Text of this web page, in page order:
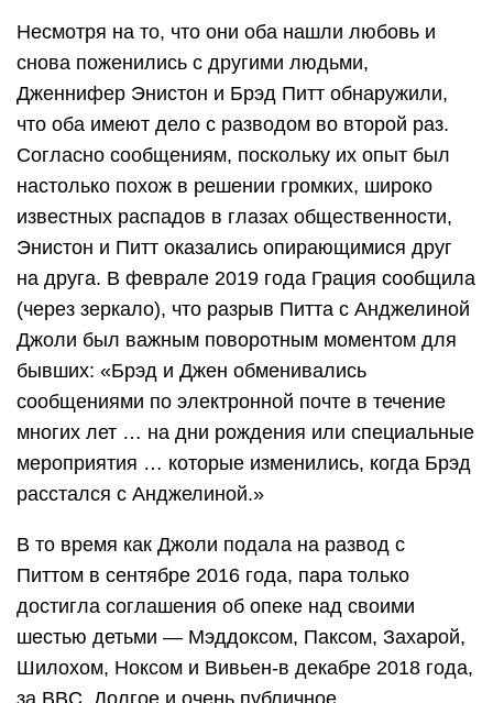
Несмотря на то, что они оба нашли любовь и
снова поженились с другими людьми,
Дженнифер Энистон и Брэд Питт обнаружили,
что оба имеют дело с разводом во второй раз.
Согласно сообщениям, поскольку их опыт был
настолько похож в решении громких, широко
известных распадов в глазах общественности,
Энистон и Питт оказались опирающимися друг
на друга. В феврале 2019 года Грация сообщила
(через зеркало), что разрыв Питта с Анджелиной
Джоли был важным поворотным моментом для
бывших: «Брэд и Джен обменивались
сообщениями по электронной почте в течение
многих лет … на дни рождения или специальные
мероприятия … которые изменились, когда Брэд
расстался с Анджелиной.»
В то время как Джоли подала на развод с
Питтом в сентябре 2016 года, пара только
достигла соглашения об опеке над своими
шестью детьми — Мэддоксом, Паксом, Захарой,
Шилохом, Ноксом и Вивьен-в декабре 2018 года,
за BBC. Долгое и очень публичное